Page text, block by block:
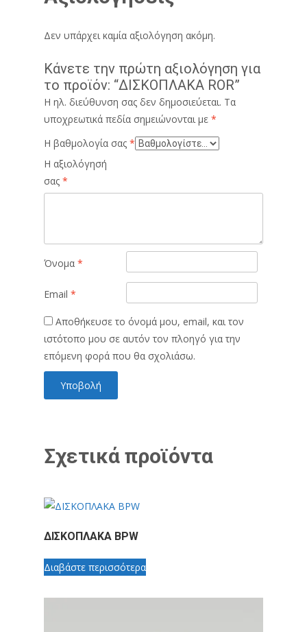
Δεν υπάρχει καμία αξιολόγηση ακόμη.
Κάνετε την πρώτη αξιολόγηση για
το προϊόν: “ΔΙΣΚΟΠΛΑΚΑ ROR”
Η ηλ. διεύθυνση σας δεν δημοσιεύεται. Τα
υποχρεωτικά πεδία σημειώνονται με *
Η βαθμολογία σας *
Η αξιολόγησή
σας *
Όνομα *
Email *
Αποθήκευσε το όνομά μου, email, και τον
ιστότοπο μου σε αυτόν τον πλοηγό για την
επόμενη φορά που θα σχολιάσω.
Σχετικά προϊόντα
ΔΙΣΚΟΠΛΑΚΑ BPW
Διαβάστε περισσότερα